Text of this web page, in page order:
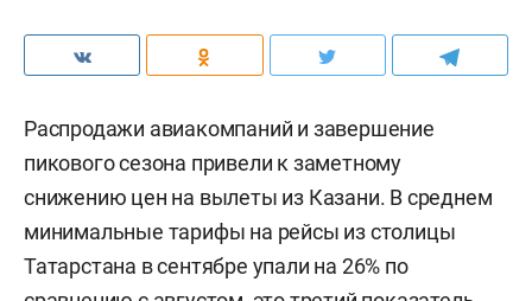
Распродажи авиакомпаний и завершение
пикового сезона привели к заметному
снижению цен на вылеты из Казани. В среднем
минимальные тарифы на рейсы из столицы
Татарстана в сентябре упали на 26% по